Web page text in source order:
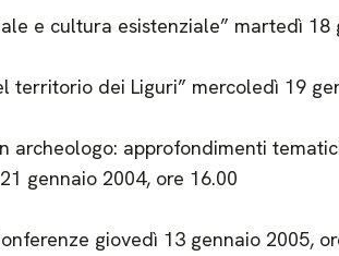
e cultura esistenziale” martedì 18
territorio dei Liguri” mercoledì 19
archeologo: approfondimenti
gennaio 2004, ore 16.00
giovedì 13 gennaio 2005,